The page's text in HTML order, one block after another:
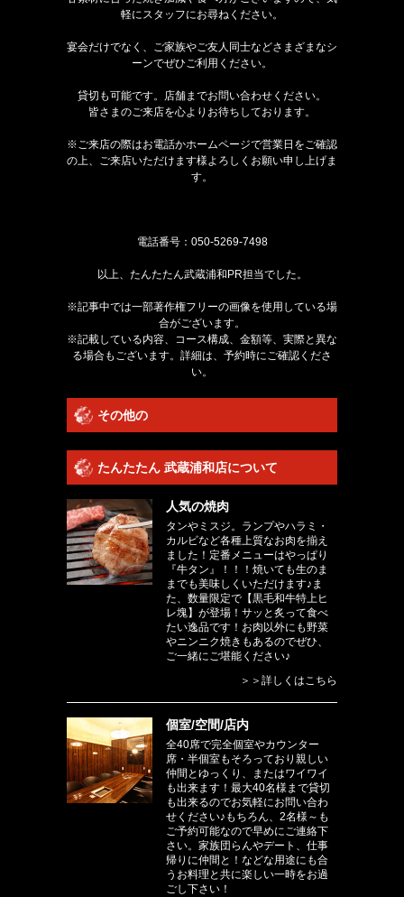
軽にスタッフにお尋ねください。
宴会だけでなく、ご家族やご友人同士などさまざまなシ
ーンでぜひご利用ください。
貸切も可能です。店舗までお問い合わせください。
皆さまのご来店を心よりお待ちしております。
※ご来店の際はお電話かホームページで営業日をご確認
の上、ご来店いただけます様よろしくお願い申し上げま
す。
電話番号： 050-5269-7498
以上、たんたたん武蔵浦和PR担当でした。
※記事中では一部著作権フリーの画像を使用している場
合がございます。
※記載している内容、コース構成、金額等、実際と異な
る場合もございます。詳細は、予約時にご確認くださ
い。
その他の
たんたたん 武蔵浦和店について
人気の焼肉
タンやミスジ。ランプやハラミ・
カルビなど各種上質なお肉を揃え
ました！定番メニューはやっぱり
『牛タン』！！！焼いても生のま
までも美味しくいただけます♪ま
た、数量限定で【黒毛和牛特上ヒ
レ塊】が登場！サッと炙って食べ
たい逸品です！お肉以外にも野菜
やニンニク焼きもあるのでぜひ、
ご一緒にご堪能ください♪
＞＞詳しくはこちら
個室/空間/店内
全40席で完全個室やカウンター
席・半個室もそろっており親しい
仲間とゆっくり、またはワイワイ
も出来ます！最大40名様まで貸切
も出来るのでお気軽にお問い合わ
せください♪もちろん、2名様～も
ご予約可能なので早めにご連絡下
さい。家族団らんやデート、仕事
帰りに仲間と！などな用途にも合
うお料理と共に楽しい一時をお過
ごし下さい！